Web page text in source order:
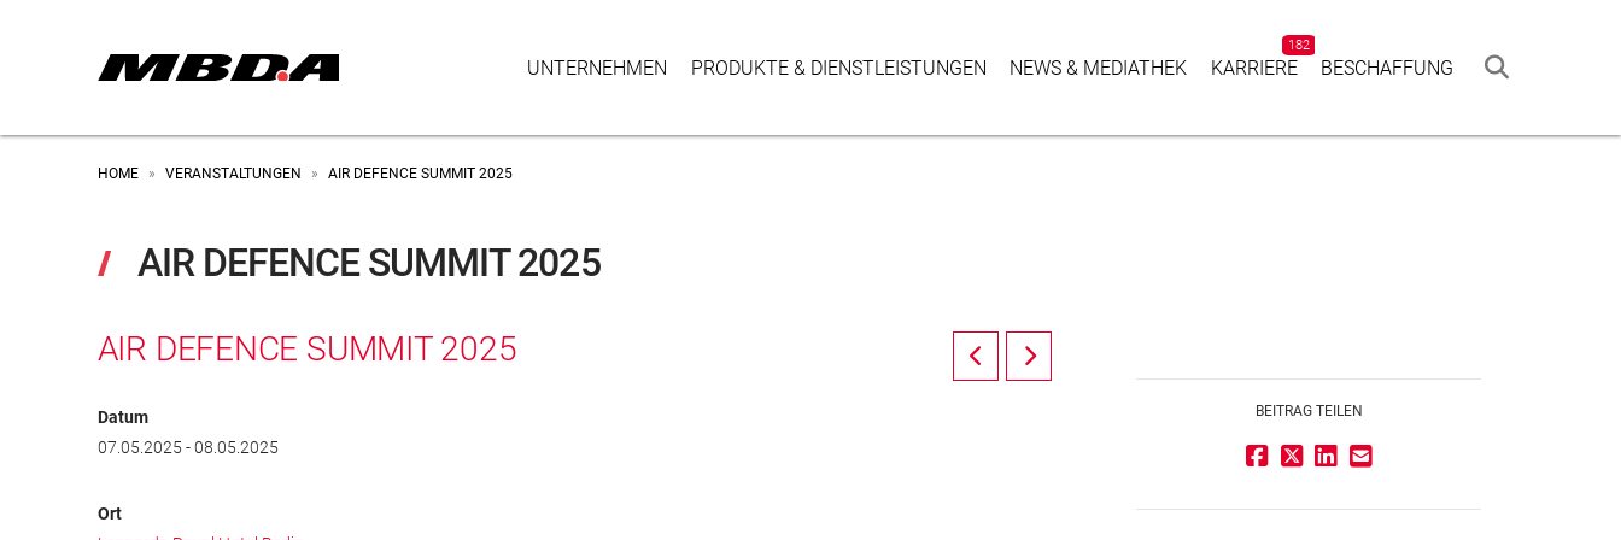
UNTER­NEHMEN PRODUKTE & DIENSTLEISTUNGEN NEWS & MEDIATHEK KAR­RIERE
182
BESCHAF­FUNG
HOME » VERANSTALTUNGEN » AIR DEFENCE SUMMIT 2025
AIR DEFENCE SUMMIT 2025
AIR DEFENCE SUMMIT 2025 Prev Next
Datum
07.05.2025 - 08.05.2025
Ort
BEITRAG TEILEN